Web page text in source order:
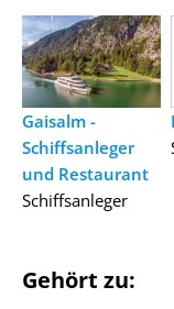
Gaisalm -
Schiffsanleger
und Restaurant
Schiffsanleger
Gehört zu: